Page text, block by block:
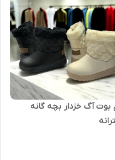
بوت آگ خزدار بچه گانه